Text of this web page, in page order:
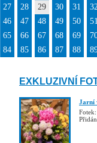
27 28 29 30 31
46 47 48 49 50
65 66 67 68 69
84 85 86 87 88
EXKLUZIVNÍ
Jarní